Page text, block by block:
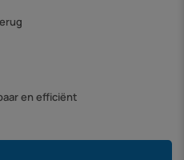
en efficiënt